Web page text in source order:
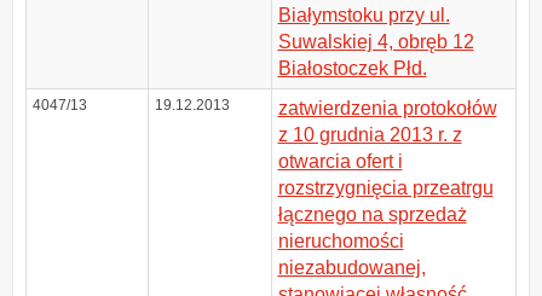
Białymstoku przy ul.
Suwalskiej 4, obręb 12
Białostoczek Płd.
4047/13 19.12.2013
zatwierdzenia protokołów
z 10 grudnia 2013 r. z
otwarcia ofert i
rozstrzygnięcia przeatrgu
łącznego na sprzedaż
nieruchomości
niezabudowanej,